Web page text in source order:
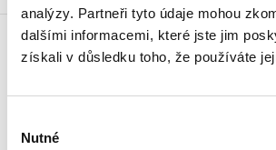
analýzy. Partneři tyto údaje mohou
dalšími informacemi, které jste jim
získali v důsledku toho, že používáte
souhlasu
Nutné
Doprava zdarma
při nákupu nad 1500 Kč.